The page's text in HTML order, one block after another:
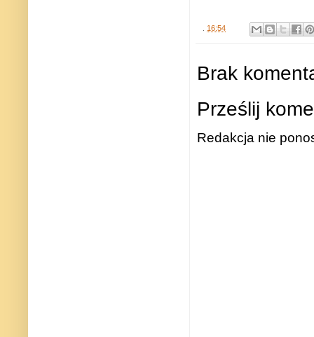
16:54
Brak
Prześlij
Redakcja nie